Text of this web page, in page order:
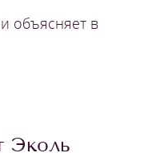
объясняет в
Эколь